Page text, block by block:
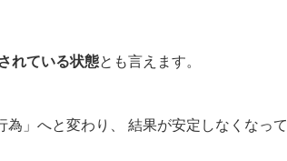
れている状態とも言えます。
」へと変わり、 結果が安定しなくなって